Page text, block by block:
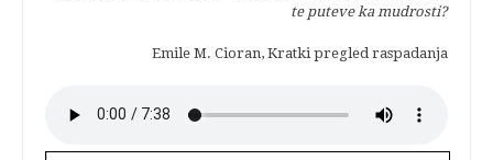
te puteve ka mudrosti?
Emile M. Cioran, Kratki pregled raspadanja